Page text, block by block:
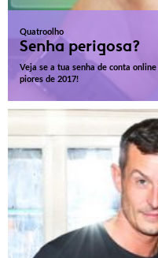
Quatroolho
Senha perigosa?
Veja se a tua senha de conta
piores de 2017!